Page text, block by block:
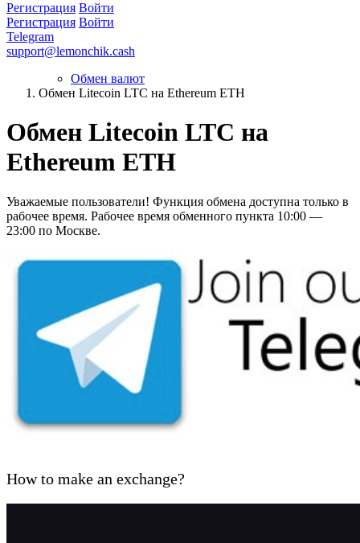
Регистрация Войти
Регистрация Войти
Telegram
support@lemonchik.cash
Обмен валют
Обмен Litecoin LTC на Ethereum ETH
Обмен Litecoin LTC на
Ethereum ETH
Уважаемые пользователи! Функция обмена доступна только в
рабочее время. Рабочее время обменного пункта 10:00 —
23:00 по Москве.
How to make an exchange?